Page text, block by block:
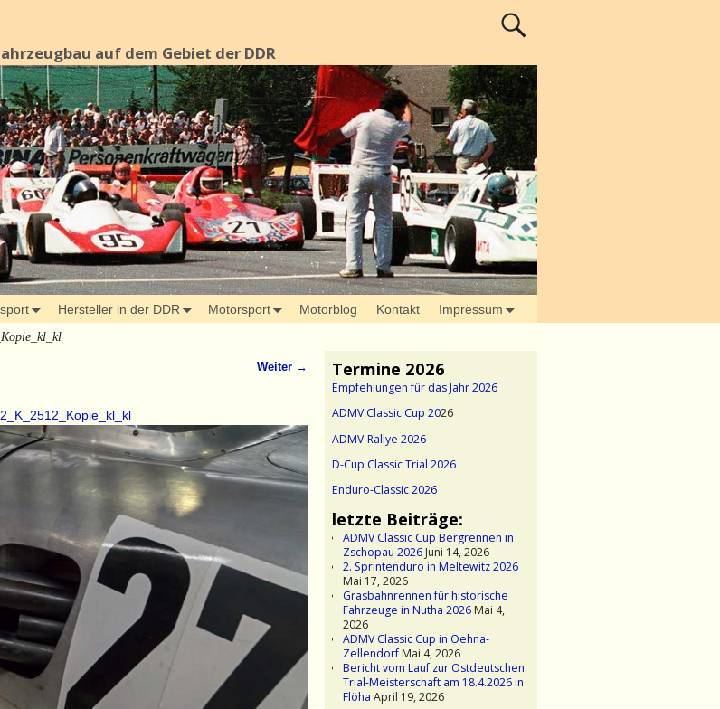
auf dem Gebiet der DDR
Hersteller in der DDR Motorsport Motorblog Kontakt Impressum
Weiter → Termine 2026
Empfehlungen für das Jahr 2026
ADMV Classic Cup 2026
ADMV-Rallye 2026
D-Cup Classic Trial 2026
Enduro-Classic 2026
letzte Beiträge:
ADMV Classic Cup Bergrennen in
Zschopau 2026Juni 14, 2026
2. Sprintenduro in Meltewitz 2026
Mai 17, 2026
Grasbahnrennen für historische
Fahrzeuge in Nutha 2026Mai 4,
2026
ADMV Classic Cup in Oehna-
ZellendorfMai 4, 2026
Bericht vom Lauf zur Ostdeutschen
Trial-Meisterschaft am 18.4.2026 in
Flöha April 19, 2026